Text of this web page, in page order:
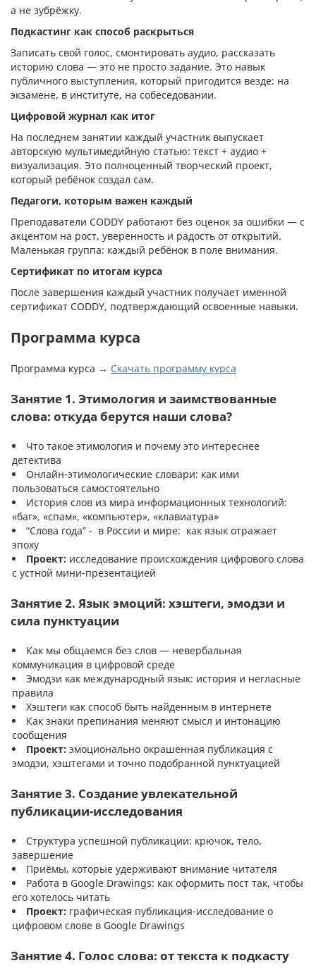
а не зубрёжку.
Подкастинг как способ раскрыться
Записать свой голос, смонтировать аудио, рассказать
историю слова — это не просто задание. Это навык
публичного выступления, который пригодится везде: на
экзамене, в институте, на собеседовании.
Цифровой журнал как итог
На последнем занятии каждый участник выпускает
авторскую мультимедийную статью: текст + аудио +
визуализация. Это полноценный творческий проект,
который ребёнок создал сам.
Педагоги, которым важен каждый
Преподаватели CODDY работают без оценок за ошибки — с
акцентом на рост, уверенность и радость от открытий.
Маленькая группа: каждый ребёнок в поле внимания.
Сертификат по итогам курса
После завершения каждый участник получает именной
сертификат CODDY, подтверждающий освоенные навыки.
Программа курса
Программа курса → Скачать программу курса
Занятие 1. Этимология и заимствованные
слова: откуда берутся наши слова?
Что такое этимология и почему это интереснее
детектива
Онлайн-этимологические словари: как ими
пользоваться самостоятельно
История слов из мира информационных технологий:
«баг», «спам», «компьютер», «клавиатура»
“Слова года” - в России и мире: как язык отражает
эпоху
Проект: исследование происхождения цифрового слова
с устной мини-презентацией
Занятие 2. Язык эмоций: хэштеги, эмодзи и
сила пунктуации
Как мы общаемся без слов — невербальная
коммуникация в цифровой среде
Эмодзи как международный язык: история и негласные
правила
Хэштеги как способ быть найденным в интернете
Как знаки препинания меняют смысл и интонацию
сообщения
Проект: эмоционально окрашенная публикация с
эмодзи, хэштегами и точно подобранной пунктуацией
Занятие 3. Создание увлекательной
публикации-исследования
Структура успешной публикации: крючок, тело,
завершение
Приёмы, которые удерживают внимание читателя
Работа в Google Drawings: как оформить пост так, чтобы
его хотелось читать
Проект: графическая публикация-исследование о
цифровом слове в Google Drawings
Занятие 4. Голос слова: от текста к подкасту